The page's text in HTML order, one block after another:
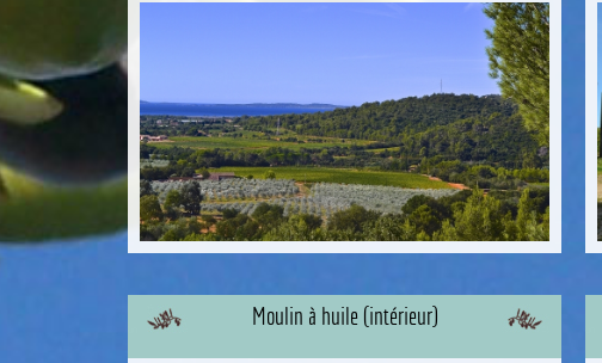
Moulin à huile (intérieur)